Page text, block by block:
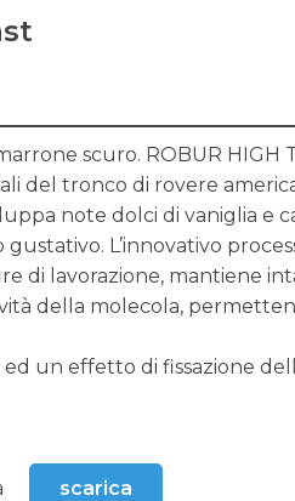
scuro. ROBUR HIGH
del tronco di rovere
note dolci di vaniglia e
L’innovativo
di lavorazione, mantiene
della molecola,
un effetto di fissazione
scarica